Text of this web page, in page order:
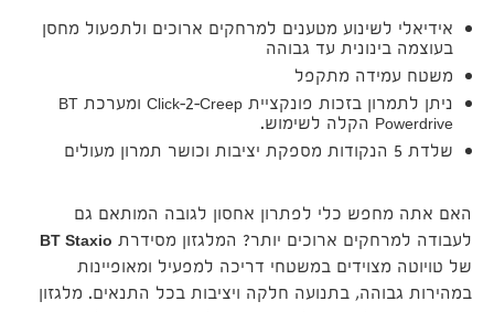
אידיאלי לשינוע מטענים למרחקים ארוכים ולתפעול מחסן
בעוצמה בינונית עד גבוהה
משטח עמידה מתקפל
ניתן לתמרון בזכות פונקציית Click-2-Creep ומערכת BT
Powerdrive הקלה לשימוש.
שלדת 5 הנקודות מספקת יציבות וכושר תמרון מעולים
האם אתה מחפש כלי לפתרון אחסון לגובה המותאם גם
לעבודה למרחקים ארוכים יותר? המלגזון מסידרת BT Staxio
של טויוטה מצוידים במשטחי דריכה למפעיל ומאופיינות
במהירות גבוהה, בתנועה חלקה ויציבות בכל התנאים. מלגזון